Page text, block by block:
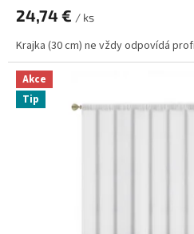
je
z
5
hvězdiček.
24,74 € / ks
Krajka (30 cm) ne vždy odpovídá
Akce
Tip